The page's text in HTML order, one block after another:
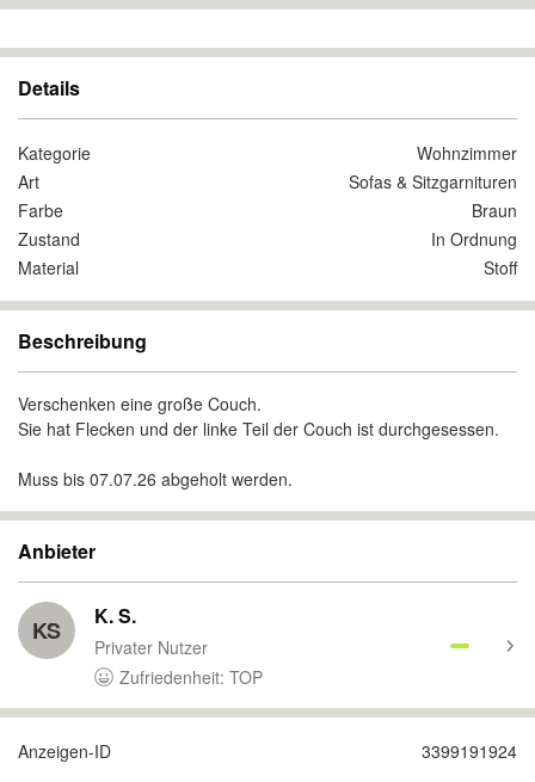
Details
Kategorie
Wohnzimmer
Art
Sofas & Sitzgarnituren
Farbe
Braun
Zustand
In Ordnung
Material
Stoff
Beschreibung
Verschenken eine große Couch.
Sie hat Flecken und der linke Teil der Couch ist durchgesessen.
Muss bis 07.07.26 abgeholt werden.
Anbieter
KS K. S.
Privater Nutzer
Zufriedenheit: TOP
Anzeigen-ID 3399191924